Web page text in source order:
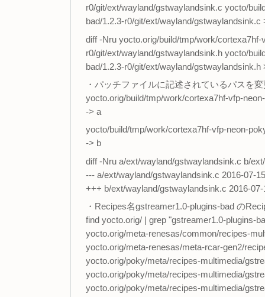
r0/git/ext/wayland/gstwaylandsink.c yocto/
bad/1.2.3-r0/git/ext/wayland/
diff -Nru yocto.orig/build/tmp/work/
r0/git/ext/wayland/gstwaylandsink.h yocto/
bad/1.2.3-r0/git/ext/wayland/
・パッチファイルに記述されているパスを
yocto.orig/build/tmp/work/cortexa7hf-vfp-
-> a
yocto/build/tmp/work/cortexa7hf-vfp-neon-
-> b
diff -Nru a/ext/wayland/gstwaylandsink.c b/
--- a/ext/wayland/gstwaylandsink.c 2016-07-
+++ b/ext/wayland/gstwaylandsink.c 2016-
・Recipes名gstreamer1.0-plugins-bad の
find yocto.orig/ | grep "gstreamer1.0-plugins-
yocto.orig/meta-renesas/common/recipes-
yocto.orig/meta-renesas/meta-rcar-gen2/
yocto.orig/poky/meta/recipes-multimedia/
yocto.orig/poky/meta/recipes-multimedia/
yocto.orig/poky/meta/recipes-multimedia/